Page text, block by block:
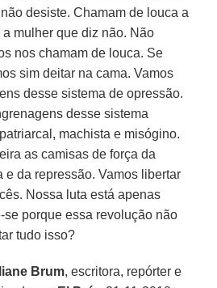
desiste. Chamam de louca a
mulher que diz não. Não
nos chamam de louca. Se
sim deitar na cama. Vamos
desse sistema de opressão.
desse sistema
machista e misógino.
as camisas de força da
e da repressão. Vamos libertar
Nossa luta está apenas
se porque essa revolução não
tudo isso?
Brum, escritora, repórter e